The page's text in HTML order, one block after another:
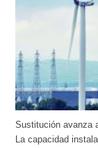
Sustitución avanza
La capacidad